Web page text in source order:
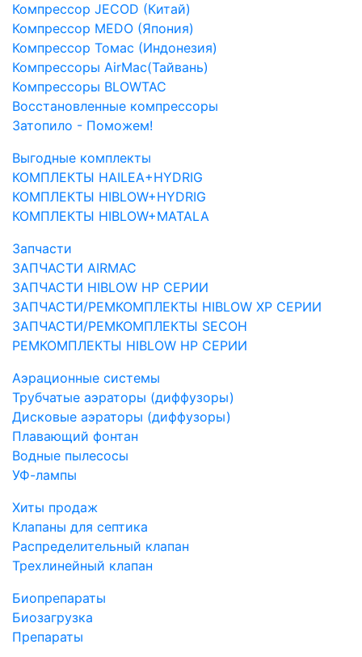
Компрессор JECOD (Китай)
Компрессор MEDO (Япония)
Компрессор Томас (Индонезия)
Компрессоры AirMac(Тайвань)
Компрессоры BLOWTAC
Восстановленные компрессоры
Затопило - Поможем!
Выгодные комплекты
КОМПЛЕКТЫ HAILEA+HYDRIG
КОМПЛЕКТЫ HIBLOW+HYDRIG
КОМПЛЕКТЫ HIBLOW+MATALA
Запчасти
ЗАПЧАСТИ AIRMAC
ЗАПЧАСТИ HIBLOW HP СЕРИИ
ЗАПЧАСТИ/РЕМКОМПЛЕКТЫ HIBLOW XP СЕРИИ
ЗАПЧАСТИ/РЕМКОМПЛЕКТЫ SECOH
РЕМКОМПЛЕКТЫ HIBLOW HP СЕРИИ
Аэрационные системы
Трубчатые аэраторы (диффузоры)
Дисковые аэраторы (диффузоры)
Плавающий фонтан
Водные пылесосы
УФ-лампы
Хиты продаж
Клапаны для септика
Распределительный клапан
Трехлинейный клапан
Биопрепараты
Биозагрузка
Препараты